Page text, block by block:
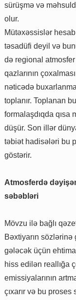
sürüşmə və
olur.
Mütəxəssislər hesab
təsadüfi deyil və
də regional
qazlarının
nəticədə
toplanır. Toplanan
formalaşdıqda qısa
düşür. Son illər
təbiət hadisələri bu
göstərir.
Atmosferdə
səbəbləri
Mövzu ilə bağlı
Bəxtiyarın sözlərinə
gələcək üçün
hiss edilən reallığa
emissiyalarının
çıxarır və bu proses